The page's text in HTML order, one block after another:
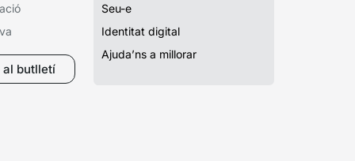
butlletí
Seu-e
Identitat digital
Ajuda’ns a millorar